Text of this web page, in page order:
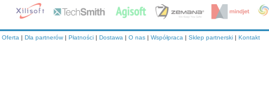
Oferta | Dla partnerów | Płatności | Dostawa | O nas | Współpraca | Sklep partnerski | Kontakt